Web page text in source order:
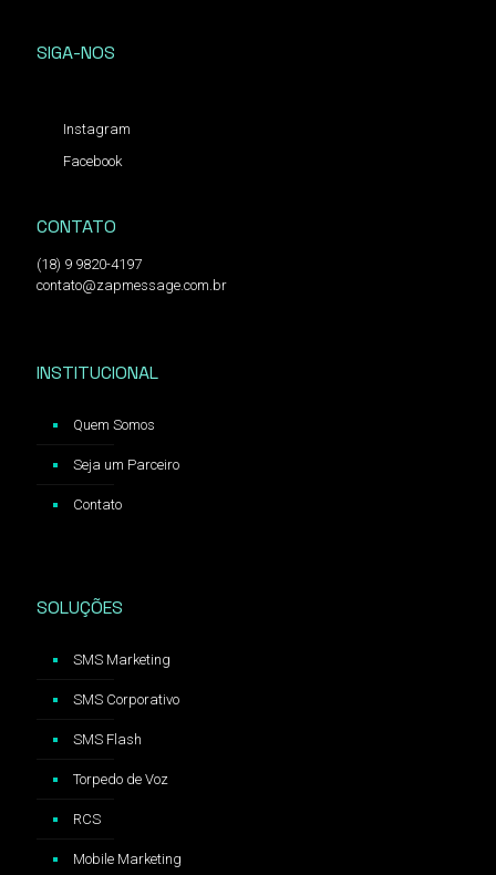
SIGA-NOS
Instagram
Facebook
CONTATO
(18) 9 9820-4197
contato@zapmessage.com.br
INSTITUCIONAL
Quem Somos
Seja um Parceiro
Contato
SOLUÇÕES
SMS Marketing
SMS Corporativo
SMS Flash
Torpedo de Voz
RCS
Mobile Marketing